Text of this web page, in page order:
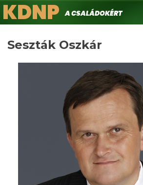
Ugrás
a
Keresés
KDNPA családokért.
Seszták Oszkár